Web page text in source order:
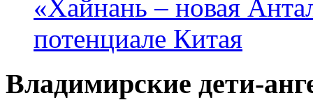
«Хайнань – новая
потенциале Китая
Владимирские дети-